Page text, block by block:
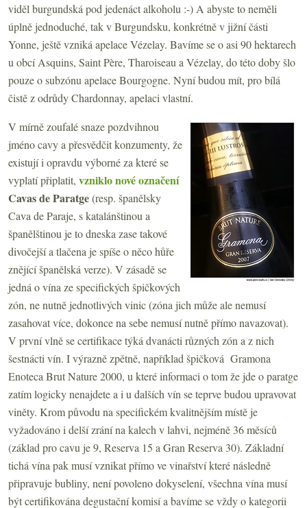
viděl burgundská pod jedenáct alkoholu :-) A abyste to neměli
úplně jednoduché, tak v Burgundsku, konkrétně v jižní části
Yonne, ještě vzniká apelace Vézelay. Bavíme se o asi 90 hektarech
u obcí Asquins, Saint Père, Tharoiseau a Vézelay, do této doby šlo
pouze o subzónu apelace Bourgogne. Nyní budou mít, pro bílá
čistě z odrůdy Chardonnay, apelaci vlastní.
V mírně zoufalé snaze pozdvihnou
jméno cavy a přesvědčit konzumenty, že
existují i opravdu výborné za které se
vyplatí připlatit, vzniklo nové označení
Cavas de Paratge(resp. španělsky
Cava de Paraje, s katalánštinou a
španělštinou je to dneska zase takové
divočejší a tlačena je spíše o něco hůře
znějící španělská verze). V zásadě se
jedná o vína ze specifických špičkových
zón, ne nutně jednotlivých vinic (zóna jich může ale nemusí
zasahovat více, dokonce na sebe nemusí nutně přímo navazovat).
V první vlně se certifikace týká dvanácti různých zón a z nich
šestnácti vín. I výrazně zpětně, například špičková Gramona
Enoteca Brut Nature 2000, u které informaci o tom že jde o paratge
zatím logicky nenajdete a i u dalších vín se teprve budou upravovat
viněty. Krom původu na specifickém kvalitnějším místě je
vyžadováno i delší zrání na kalech v lahvi, nejméně 36 měsíců
(základ pro cavu je 9, Reserva 15 a Gran Reserva 30). Základní
tichá vína pak musí vznikat přímo ve vinařství které následně
připravuje bubliny, není povoleno dokyselení, všechna vína musí
být certifikována degustační komisí a bavíme se vždy o kategorii